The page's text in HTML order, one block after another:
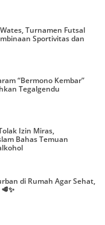
Turnamen Futsal
Sportivitas dan
“Bermono Kembar”
Tegalgendu
Izin Miras,
Bahas Temuan
di Rumah Agar Sehat,